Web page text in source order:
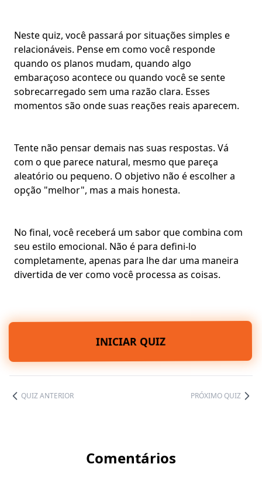
Neste quiz, você passará por situações simples e
relacionáveis. Pense em como você responde
quando os planos mudam, quando algo
embaraçoso acontece ou quando você se sente
sobrecarregado sem uma razão clara. Esses
momentos são onde suas reações reais aparecem.
Tente não pensar demais nas suas respostas. Vá
com o que parece natural, mesmo que pareça
aleatório ou pequeno. O objetivo não é escolher a
opção "melhor", mas a mais honesta.
No final, você receberá um sabor que combina com
seu estilo emocional. Não é para defini-lo
completamente, apenas para lhe dar uma maneira
divertida de ver como você processa as coisas.
INICIAR QUIZ
QUIZ ANTERIOR PRÓXIMO QUIZ
Comentários